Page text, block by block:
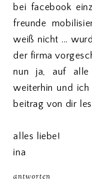
bei facebook
freunde
weiß nicht ...
der firma
nun ja, auf
weiterhin und
beitrag von dir
alles liebe!
ina
antworten